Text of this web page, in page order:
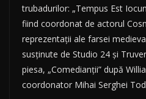
trubadurilor: „Tempus Est
fiind coordonat de actorul
reprezentaţii ale farsei
susţinute de Studio 24 şi
piesa, „Comedianţii” după
coordonator Mihai Serghei